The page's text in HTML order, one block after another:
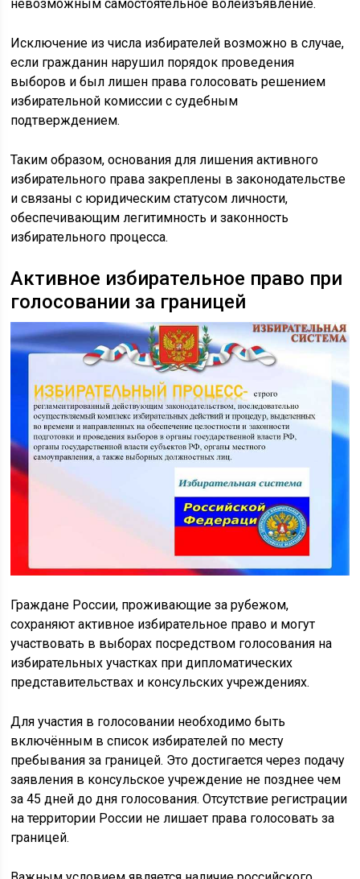
невозможным самостоятельное волеизъявление.
Исключение из числа избирателей возможно в случае,
если гражданин нарушил порядок проведения
выборов и был лишен права голосовать решением
избирательной комиссии с судебным
подтверждением.
Таким образом, основания для лишения активного
избирательного права закреплены в законодательстве
и связаны с юридическим статусом личности,
обеспечивающим легитимность и законность
избирательного процесса.
Активное избирательное право при
голосовании за границей
Граждане России, проживающие за рубежом,
сохраняют активное избирательное право и могут
участвовать в выборах посредством голосования на
избирательных участках при дипломатических
представительствах и консульских учреждениях.
Для участия в голосовании необходимо быть
включённым в список избирателей по месту
пребывания за границей. Это достигается через подачу
заявления в консульское учреждение не позднее чем
за 45 дней до дня голосования. Отсутствие регистрации
на территории России не лишает права голосовать за
границей.